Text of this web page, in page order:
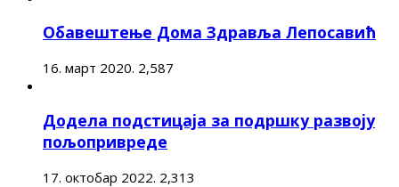
Обавештење Дома Здравља Лепосавић
16. март 2020. 2,587
Додела подстицаја за подршку развоју
пољопривреде
17. октобар 2022. 2,313